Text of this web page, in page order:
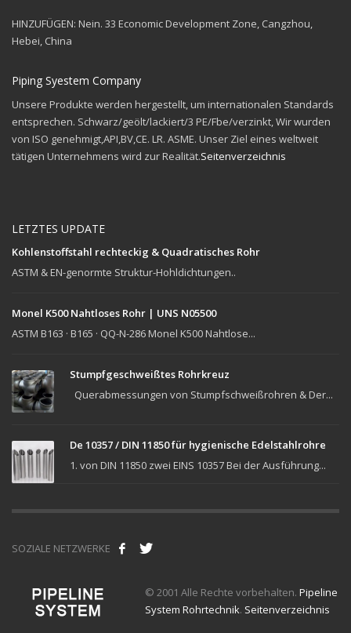
HINZUFÜGEN: Nein. 33 Economic Development Zone, Cangzhou,
Hebei, China
Piping Syestem Company
Unsere Produkte werden hergestellt, um internationalen Standards
entsprechen. Schwarz/geölt/lackiert/3 PE/Fbe/verzinkt, Wir wurden
von ISO genehmigt,API,BV,CE. LR. ASME. Unser Ziel eines weltweit
tätigen Unternehmens wird zur Realität.Seitenverzeichnis
LETZTES UPDATE
Kohlenstoffstahl rechteckig & Quadratisches Rohr
ASTM & EN-genormte Struktur-Hohldichtungen..
Monel K500 Nahtloses Rohr | UNS N05500
ASTM B163 · B165 · QQ-N-286 Monel K500 Nahtlose...
Stumpfgeschweißtes Rohrkreuz
Querabmessungen von Stumpfschweißrohren & Der...
De 10357 / DIN 11850 für hygienische Edelstahlrohre
1. von DIN 11850 zwei EINS 10357 Bei der Ausführung...
SOZIALE NETZWERKE
© 2001 Alle Rechte vorbehalten. Pipeline
System Rohrtechnik. Seitenverzeichnis